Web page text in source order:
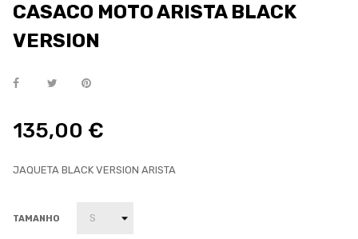
CASACO MOTO ARISTA BLACK
VERSION
135,00 €
JAQUETA BLACK VERSION ARISTA
TAMANHO